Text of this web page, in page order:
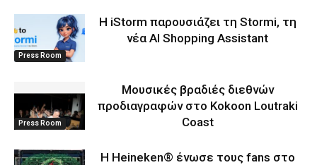
Press Room
Η iStorm παρουσιάζει τη Stormi, τη
νέα AI Shopping Assistant
Press Room
Μουσικές βραδιές διεθνών
προδιαγραφών στο Kokoon Loutraki
Coast
Η Heineken® ένωσε τους fans στο